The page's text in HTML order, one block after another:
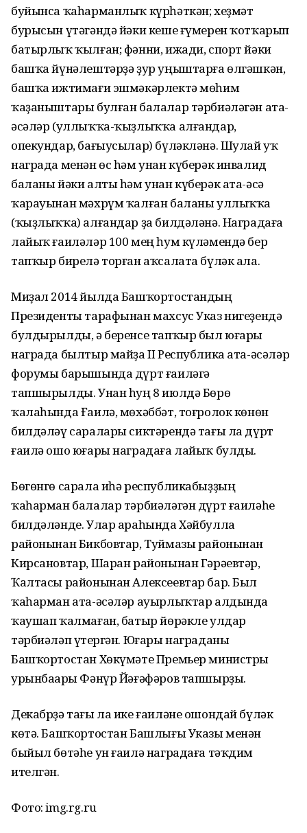
буйынса ҡаһарманлыҡ күрһәткән; хеҙмәт
бурысын үтәгәндә йәки кеше ғүмерен ҡотҡарып
батырлыҡ ҡылған; фәнни, ижади, спорт йәки
башҡа йүнәлештәрҙә ҙур уңыштарға өлгәшкән,
башҡа ижтимағи эшмәкәрлектә мөһим
ҡаҙаныштары булған балалар тәрбиәләгән ата-
әсәләр (уллыҡҡа-ҡыҙлыҡҡа алғандар,
опекундар, бағыусылар) бүләкләнә. Шулай уҡ
награда менән өс һәм унан күберәк инвалид
баланы йәки алты һәм унан күберәк ата-әсә
ҡарауынан мәхрүм ҡалған баланы уллыҡҡа
(ҡыҙлыҡҡа) алғандар ҙа билдәләнә. Наградаға
лайыҡ ғаиләләр 100 мең һум күләмендә бер
тапҡыр бирелә торған аҡсалата бүләк ала.
Миҙал 2014 йылда Башҡортостандың
Президенты тарафынан махсус Указ нигеҙендә
булдырылды, ә беренсе тапҡыр был юғары
награда былтыр майҙа II Республика ата-әсәләр
форумы барышында дүрт ғаиләгә
тапшырылды. Унан һуң 8 июлдә Бөрө
ҡалаһында Ғаилә, мөхәббәт, тоғролок көнөн
билдәләү саралары сиктәрендә тағы ла дүрт
ғаилә ошо юғары наградаға лайыҡ булды.
Бөгөнгө сарала иһә республикабыҙҙың
ҡаһарман балалар тәрбиәләгән дүрт ғаиләһе
билдәләнде. Улар араһында Хәйбулла
районынан Бикбовтар, Туймазы районынан
Кирсановтар, Шаран районынан Гәрәевтәр,
Ҡалтасы районынан Алексеевтар бар. Был
ҡаһарман ата-әсәләр ауырлыҡтар алдында
ҡаушап ҡалмаған, батыр йөрәкле улдар
тәрбиәләп үҫтергән. Юғары награданы
Башҡортостан Хөкүмәте Премьер министры
урынбаҫары Фәнүр Йәғәфәров тапшырҙы.
Декабрҙә тағы ла ике ғаиләне ошондай бүләк
көтә. Башҡортостан Башлығы Указы менән
быйыл бөтәһе ун ғаилә наградаға тәҡдим
ителгән.
Фото: img.rg.ru